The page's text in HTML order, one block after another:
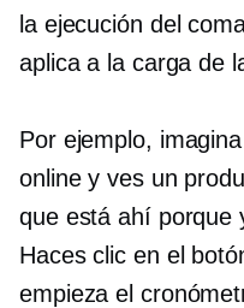
la ejecución del
aplica a la carga de
Por ejemplo,
online y ves un
que está ahí porque
Haces clic en el
empieza el